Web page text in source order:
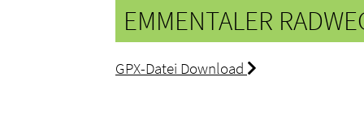
EMMENTALER
GPX-Datei Download